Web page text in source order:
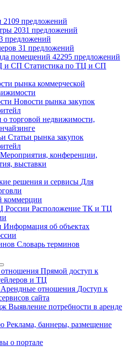
2109 предложений
2031 предложений
предложений
31 предложений
помещений 42295 предложений
и СП Статистика по ТЦ и СП
рынка коммерческой
Новости рынка закупок
о торговой недвижимости,
Статьи рынка закупок
Мероприятия, конференции,
выставки
решения и сервисы Для
коммерции
России Расположение ТК и ТЦ
Информация об объектах
Словарь терминов
Прямой доступ к
и ТЦ
Арендные отношения Доступ к
сайта
Выявление потребности в аренде
Реклама, баннеры, размещение
о портале